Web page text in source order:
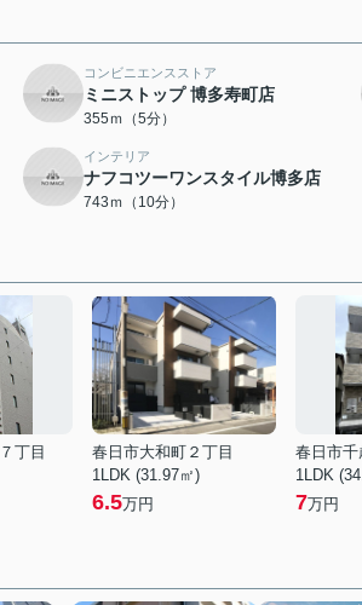
コンビニエンスストア
ミニストップ 博多寿町店
355ｍ（5分）
インテリア
ナフコツーワンスタイル博多店
743ｍ（10分）
丁目
春日市大和町２丁目
1LDK (31.97㎡)
6.5万円
春日市千
1LDK
7万円